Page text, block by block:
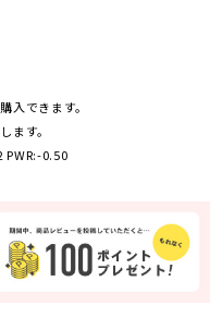
入できます。
ます。
PWR:-0.50